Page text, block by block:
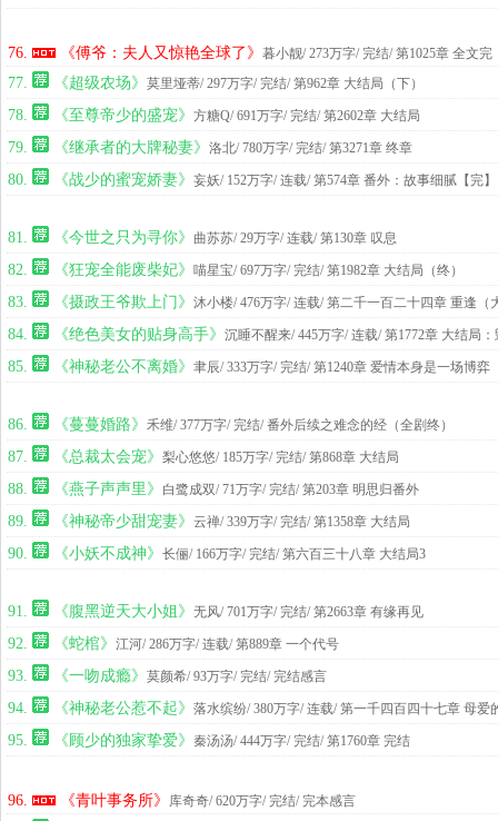
76. 《傅爷：夫人又惊艳全球了》 暮小靓/ 273万字/ 完结/ 第1025章 全文完
77. 《超级农场》 莫里垭蒂/ 297万字/ 完结/ 第962章 大结局（下）
78. 《至尊帝少的盛宠》 方糖Q/ 691万字/ 完结/ 第2602章 大结局
79. 《继承者的大牌秘妻》 洛北/ 780万字/ 完结/ 第3271章 终章
80. 《战少的蜜宠娇妻》 妄妖/ 152万字/ 连载/ 第574章 番外：故事细腻【完】
81. 《今世之只为寻你》 曲苏苏/ 29万字/ 连载/ 第130章 叹息
82. 《狂宠全能废柴妃》 喵星宝/ 697万字/ 完结/ 第1982章 大结局（终）
83. 《摄政王爷欺上门》 沐小楼/ 476万字/ 连载/ 第二千一百二十四章 重逢（
84. 《绝色美女的贴身高手》 沉睡不醒来/ 445万字/ 连载/ 第1772章 大结局
85. 《神秘老公不离婚》 聿辰/ 333万字/ 完结/ 第1240章 爱情本身是一场博弈
86. 《蔓蔓婚路》 禾维/ 377万字/ 完结/ 番外后续之难念的经（全剧终）
87. 《总裁太会宠》 梨心悠悠/ 185万字/ 完结/ 第868章 大结局
88. 《燕子声声里》 白鹭成双/ 71万字/ 完结/ 第203章 明思归番外
89. 《神秘帝少甜宠妻》 云禅/ 339万字/ 完结/ 第1358章 大结局
90. 《小妖不成神》 长俪/ 166万字/ 完结/ 第六百三十八章 大结局3
91. 《腹黑逆天大小姐》 无风/ 701万字/ 完结/ 第2663章 有缘再见
92. 《蛇棺》 江河/ 286万字/ 连载/ 第889章 一个代号
93. 《一吻成瘾》 莫颜希/ 93万字/ 完结/ 完结感言
94. 《神秘老公惹不起》 落水缤纷/ 380万字/ 连载/ 第一千四百四十七章 母爱
95. 《顾少的独家挚爱》 秦汤汤/ 444万字/ 完结/ 第1760章 完结
96. 《青叶事务所》 库奇奇/ 620万字/ 完结/ 完本感言